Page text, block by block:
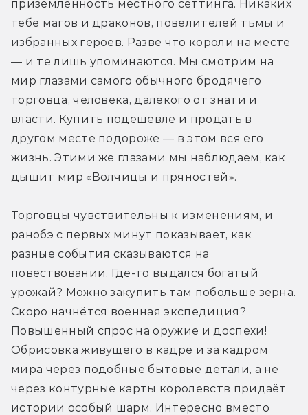
приземлённость местного сеттинга. Никаких
тебе магов и драконов, повелителей тьмы и
избранных героев. Разве что короли на месте
— и те лишь упоминаются. Мы смотрим на
мир глазами самого обычного бродячего
торговца, человека, далёкого от знати и
власти. Купить подешевле и продать в
другом месте подороже — в этом вся его
жизнь. Этими же глазами мы наблюдаем, как
дышит мир «Волчицы и пряностей».
Торговцы чувствительны к изменениям, и
ранобэ с первых минут показывает, как
разные события сказываются на
повествовании. Где-то выдался богатый
урожай? Можно закупить там побольше зерна.
Скоро начнётся военная экспедиция?
Повышенный спрос на оружие и доспехи!
Обрисовка живущего в кадре и за кадром
мира через подобные бытовые детали, а не
через контурные карты королевств придаёт
истории особый шарм. Интересно вместо